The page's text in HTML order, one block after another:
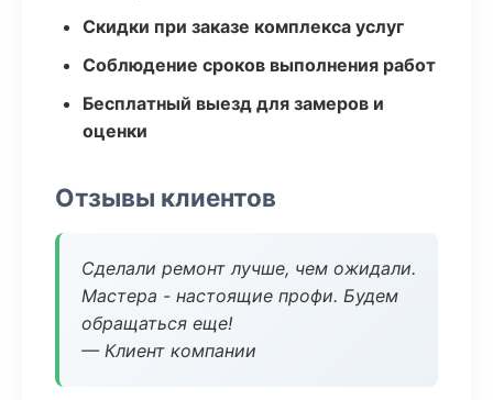
Скидки при заказе комплекса услуг
Соблюдение сроков выполнения работ
Бесплатный выезд для замеров и
оценки
Отзывы клиентов
Сделали ремонт лучше, чем ожидали.
Мастера - настоящие профи. Будем
обращаться еще!
— Клиент компании